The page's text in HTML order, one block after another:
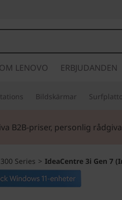
LENOVO ERBJUDANDEN
Bildskärmar
B2B-priser, personlig
300 Series > IdeaCentre 3i Gen 7